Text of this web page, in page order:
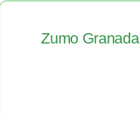
Zumo